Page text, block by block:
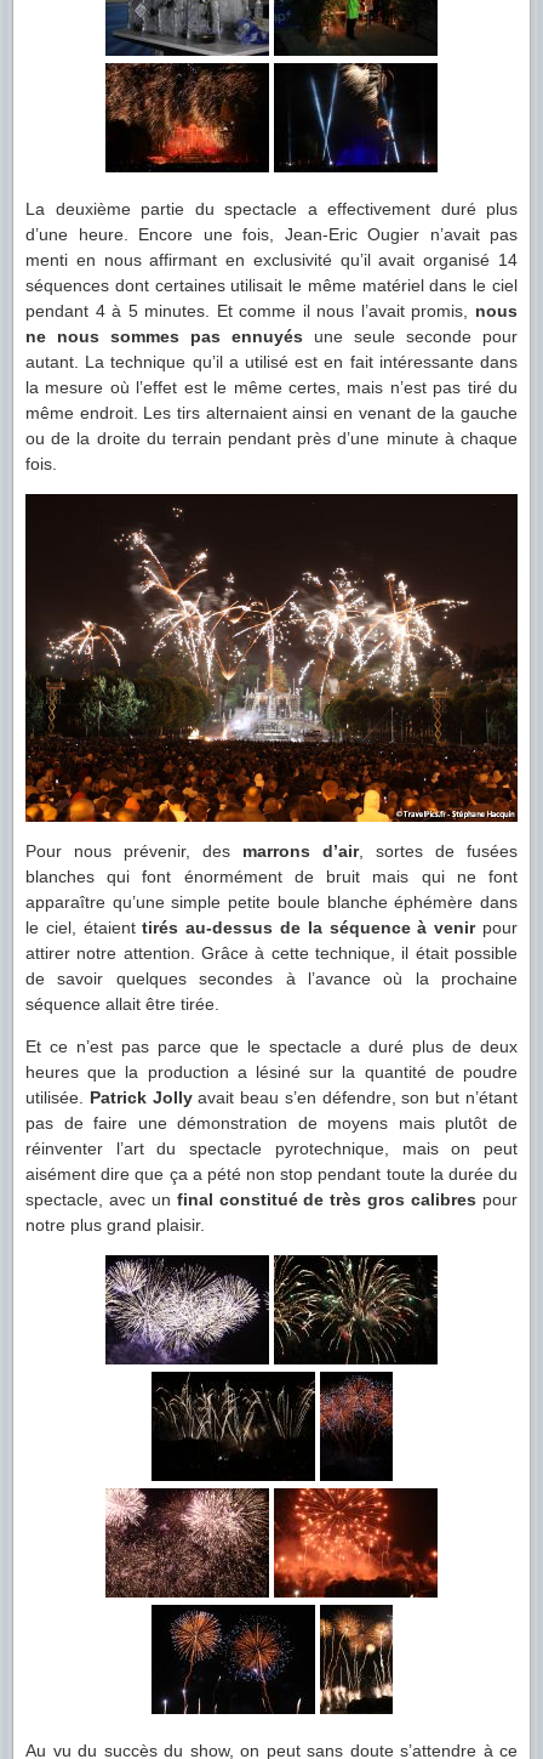
La deuxième partie du spectacle a effectivement duré plus
d’une heure. Encore une fois, Jean-Eric Ougier n’avait pas
menti en nous affirmant en exclusivité qu’il avait organisé 14
séquences dont certaines utilisait le même matériel dans le ciel
pendant 4 à 5 minutes. Et comme il nous l’avait promis, nous
ne nous sommes pas ennuyés une seule seconde pour
autant. La technique qu’il a utilisé est en fait intéressante dans
la mesure où l’effet est le même certes, mais n’est pas tiré du
même endroit. Les tirs alternaient ainsi en venant de la gauche
ou de la droite du terrain pendant près d’une minute à chaque
fois.
Pour nous prévenir, des marrons d’air, sortes de fusées
blanches qui font énormément de bruit mais qui ne font
apparaître qu’une simple petite boule blanche éphémère dans
le ciel, étaienttirés au-dessus de la séquence à venirpour
attirer notre attention. Grâce à cette technique, il était possible
de savoir quelques secondes à l’avance où la prochaine
séquence allait être tirée.
Et ce n’est pas parce que le spectacle a duré plus de deux
heures que la production a lésiné sur la quantité de poudre
utilisée. Patrick Jollyavait beau s’en défendre, son but n’étant
pas de faire une démonstration de moyens mais plutôt de
réinventer l’art du spectacle pyrotechnique, mais on peut
aisément dire que ça a pété non stop pendant toute la durée du
spectacle, avec un final constitué de très gros calibres pour
notre plus grand plaisir.
Au vu du succès du show, on peut sans doute s’attendre à ce